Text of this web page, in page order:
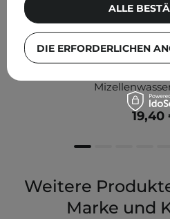
Torriden - Dive In - Low
19,40
Weitere
Marke und
DIE ERFORDERLICHEN
ALLE